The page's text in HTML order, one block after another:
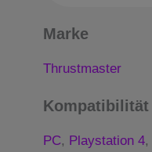
Marke
Thrustmaster
Kompatibilität
PC, Playstation 4,